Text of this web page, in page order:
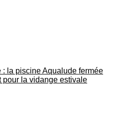
: la piscine Aqualude fermée
pour la vidange estivale